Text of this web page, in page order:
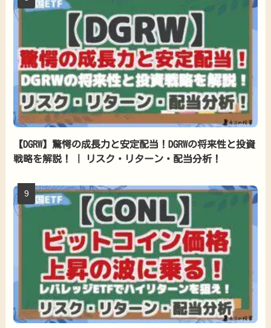
【DGRW】驚愕の成長力と安定配当！DGRWの将来性と投資
戦略を解説！ | リスク・リターン・配当分析！